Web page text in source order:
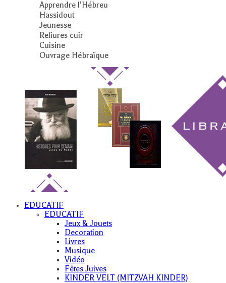
Apprendre l’Hébreu
Hassidout
Jeunesse
Reliures cuir
Cuisine
Ouvrage Hébraïque
EDUCATIF
EDUCATIF
Jeux & Jouets
Decoration
Livres
Musique
Vidéo
Fêtes Juives
KINDER VELT (MITZVAH KINDER)